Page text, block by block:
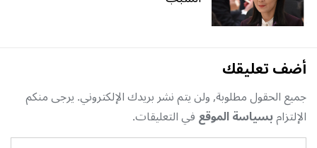
أضف تعليقك
جميع الحقول مطلوبة, ولن يتم نشر بريدك الإلكتروني. يرجى منكم
الإلتزامبسياسة الموقعفي التعليقات.